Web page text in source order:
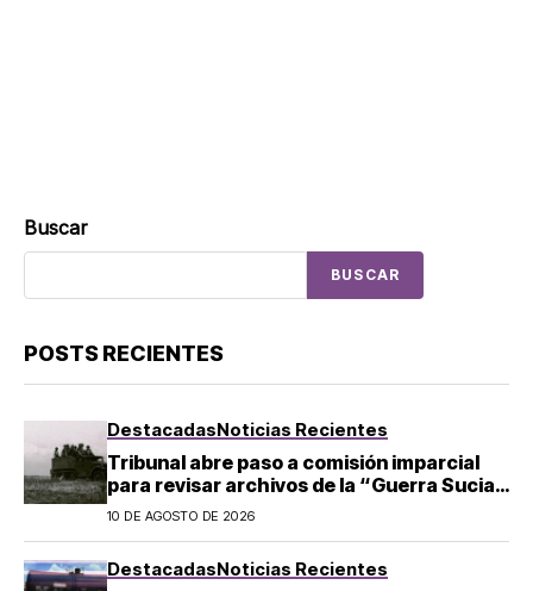
Buscar
BUSCAR
POSTS RECIENTES
DestacadasNoticias Recientes
Tribunal abre paso a comisión imparcial
para revisar archivos de la “Guerra Sucia”
tras omisión de Sedena
10 DE AGOSTO DE 2026
DestacadasNoticias Recientes